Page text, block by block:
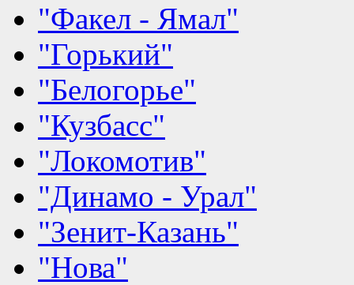
"Факел - Ямал"
"Горький"
"Белогорье"
"Кузбасс"
"Локомотив"
"Динамо - Урал"
"Зенит-Казань"
"Нова"